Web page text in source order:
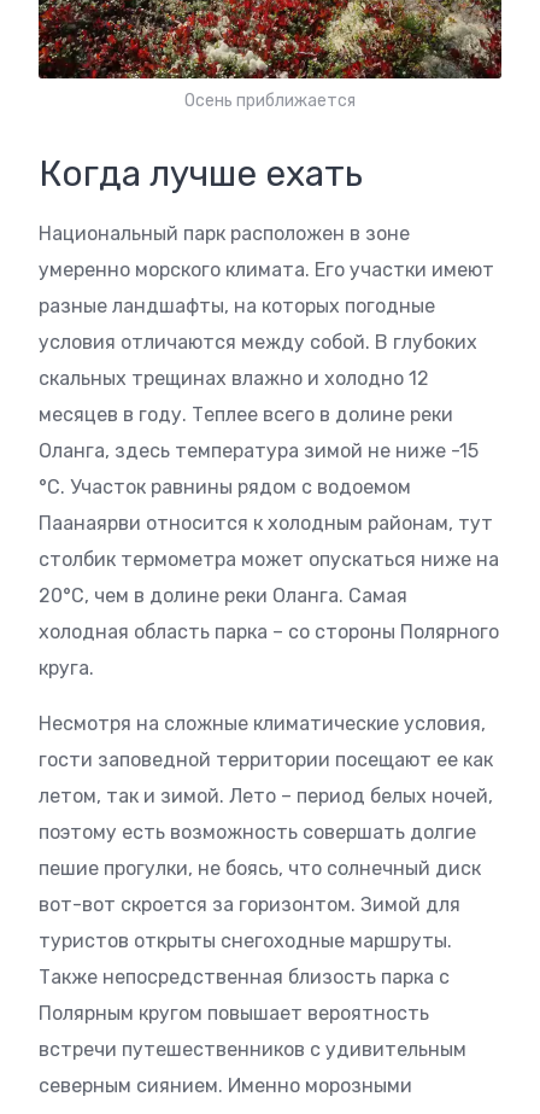
Осень приближается
Когда лучше ехать
Национальный парк расположен в зоне
умеренно морского климата. Его участки имеют
разные ландшафты, на которых погодные
условия отличаются между собой. В глубоких
скальных трещинах влажно и холодно 12
месяцев в году. Теплее всего в долине реки
Оланга, здесь температура зимой не ниже -15
°C. Участок равнины рядом с водоемом
Паанаярви относится к холодным районам, тут
столбик термометра может опускаться ниже на
20°C, чем в долине реки Оланга. Самая
холодная область парка – со стороны Полярного
круга.
Несмотря на сложные климатические условия,
гости заповедной территории посещают ее как
летом, так и зимой. Лето – период белых ночей,
поэтому есть возможность совершать долгие
пешие прогулки, не боясь, что солнечный диск
вот-вот скроется за горизонтом. Зимой для
туристов открыты снегоходные маршруты.
Также непосредственная близость парка с
Полярным кругом повышает вероятность
встречи путешественников с удивительным
северным сиянием. Именно морозными